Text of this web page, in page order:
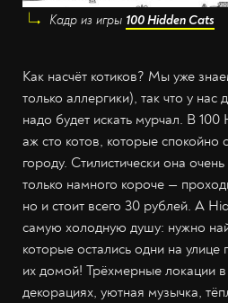
Кадр из игры 100 Hidden Cats
Как насчёт котиков? Мы уже
только аллергики), так что у
надо будет искать мурчал. В
аж сто котов, которые спокойно
городу. Стилистически она
только намного короче —
но и стоит всего 30 рублей. А
самую холодную душу: нужно
которые остались одни на
их домой! Трёхмерные локации
декорациях, уютная музычка,